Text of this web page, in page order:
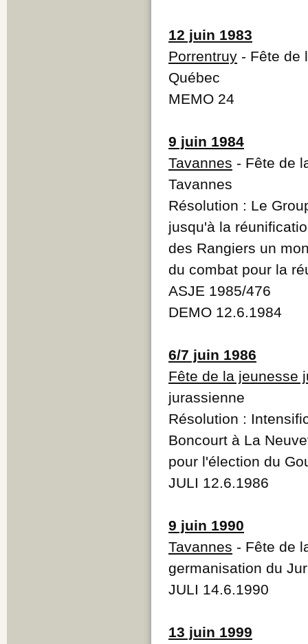
12 juin 1983
Porrentruy - Fête de
Québec
MEMO 24
9 juin 1984
Tavannes - Fête de
Tavannes
Résolution : Le
jusqu'à la
des Rangiers un
du combat pour la
ASJE 1985/476
DEMO 12.6.1984
6/7 juin 1986
Fête de la jeunesse
jurassienne
Résolution :
Boncourt à La
pour l'élection du
JULI 12.6.1986
9 juin 1990
Tavannes - Fête de
germanisation du
JULI 14.6.1990
13 juin 1999